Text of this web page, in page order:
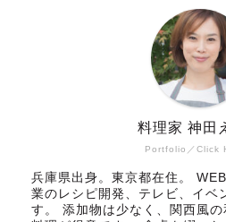
Portfolio／Click
料理家 神田
兵庫県出身。東京都在住。
業のレシピ開発、テレビ、イベ
す。 添加物は少なく、関西風